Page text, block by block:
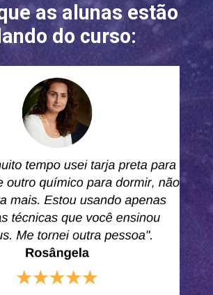
as alunas estão
do curso: